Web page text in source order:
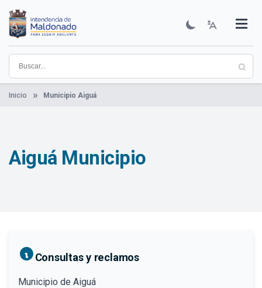
contenido
principal
Institucional
Municipios
Descubre Maldonado
Comunicación
Servicios
Guía De Trámites
Ver Noticias
Inicio Municipio Aiguá
Aiguá Municipio
Consultas y reclamos
Municipio de Aiguá